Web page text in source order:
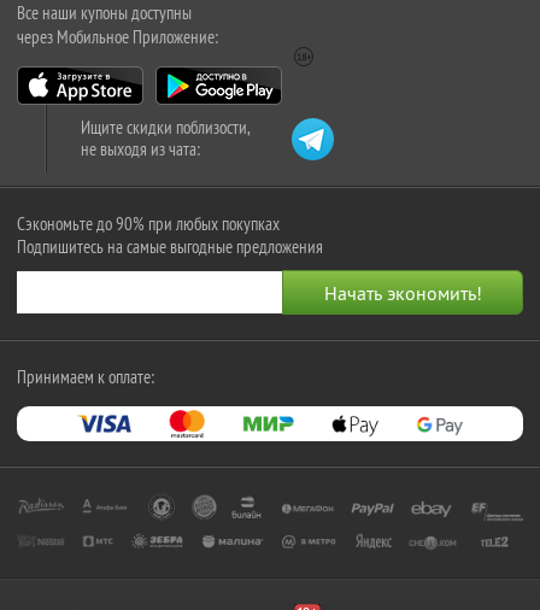
Все наши купоны доступны
через Мобильное Приложение:
Ищите скидки поблизости,
не выходя из чата:
Сэкономьте до 90% при любых покупках
Подпишитесь на самые выгодные предложения
Принимаем к оплате: